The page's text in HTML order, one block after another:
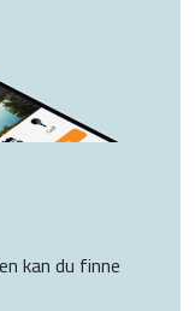
kan du finne